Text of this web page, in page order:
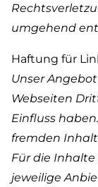
umgehend
Haftung für
Unser
Webseiten
Einfluss
fremden
Für die
jeweilige